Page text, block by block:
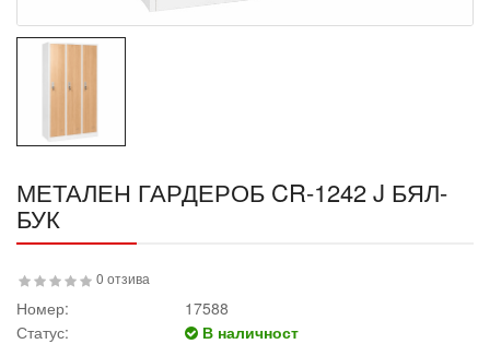
МЕТАЛЕН ГАРДЕРОБ CR-1242 J БЯЛ-
БУК
0 отзива
Номер:
17588
Статус:
В наличност